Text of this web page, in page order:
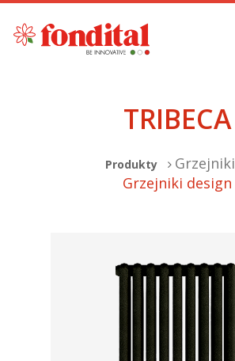
TRIBECA
Produkty
Grzejniki
Grzejniki design